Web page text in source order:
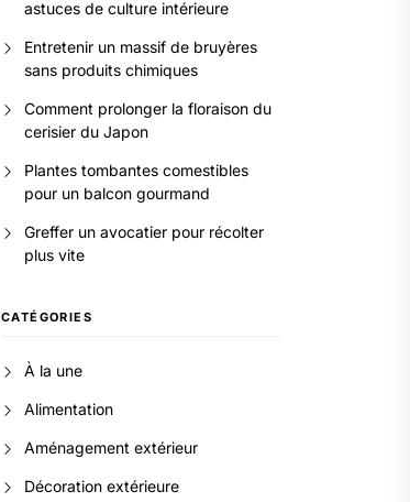
astuces de culture intérieure
Entretenir un massif de bruyères
sans produits chimiques
Comment prolonger la floraison du
cerisier du Japon
Plantes tombantes comestibles
pour un balcon gourmand
Greffer un avocatier pour récolter
plus vite
CATÉGORIES
À la une
Alimentation
Aménagement extérieur
Décoration extérieure